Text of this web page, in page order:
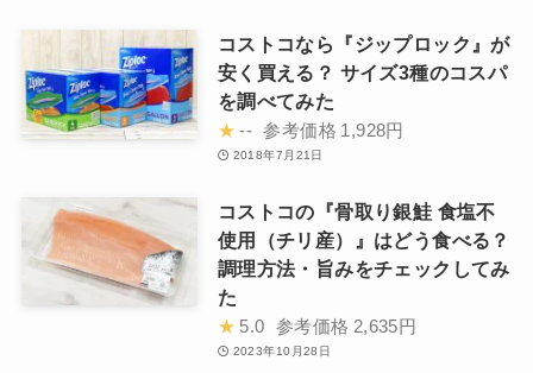
コストコなら『ジップロック』が
安く買える？ サイズ3種のコスパ
を調べてみた
★ -- 参考価格 1,928円
2018年7月21日
コストコの『骨取り銀鮭 食塩不
使用（チリ産）』はどう食べる？
調理方法・旨みをチェックしてみ
た
★ 5.0 参考価格 2,635円
2023年10月28日